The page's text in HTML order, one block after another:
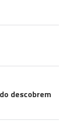
descobrem